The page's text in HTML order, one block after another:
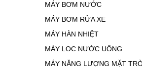
MÁY BƠM NƯỚC
MÁY BƠM RỬA XE
MÁY HÀN NHIỆT
MÁY LỌC NƯỚC UỐNG
MÁY NĂNG LƯỢNG MẶT